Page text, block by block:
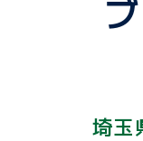
埼玉